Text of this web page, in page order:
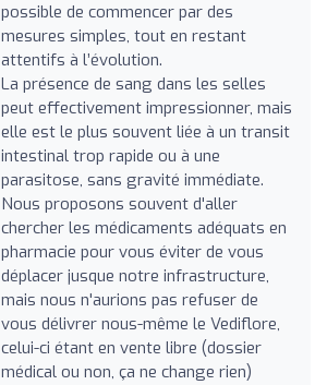
possible de commencer par des
mesures simples, tout en restant
attentifs à l’évolution.
La présence de sang dans les selles
peut effectivement impressionner, mais
elle est le plus souvent liée à un transit
intestinal trop rapide ou à une
parasitose, sans gravité immédiate.
Nous proposons souvent d'aller
chercher les médicaments adéquats en
pharmacie pour vous éviter de vous
déplacer jusque notre infrastructure,
mais nous n'aurions pas refuser de
vous délivrer nous-même le Vediflore,
celui-ci étant en vente libre (dossier
médical ou non, ça ne change rien)